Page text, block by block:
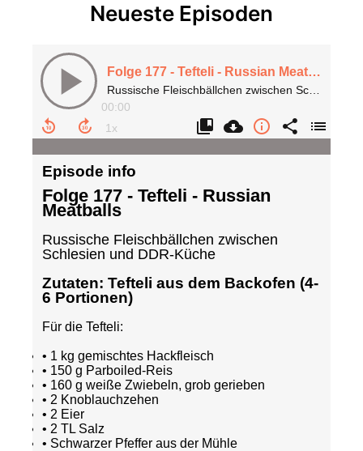
Neueste Episoden
Folge 177 - Tefteli - Russian Meatballs
00:00
Episode info
Folge 177 - Tefteli - Russian
Meatballs
Russische Fleischbällchen zwischen
Schlesien und DDR-Küche
Zutaten: Tefteli aus dem Backofen (4-
6 Portionen)
Für die Tefteli:
• 1 kg gemischtes Hackfleisch
• 150 g Parboiled-Reis
• 160 g weiße Zwiebeln, grob gerieben
• 2 Knoblauchzehen
• 2 Eier
• 2 TL Salz
• Schwarzer Pfeffer aus der Mühle